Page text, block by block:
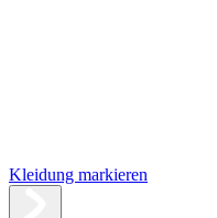
Kleidung markieren